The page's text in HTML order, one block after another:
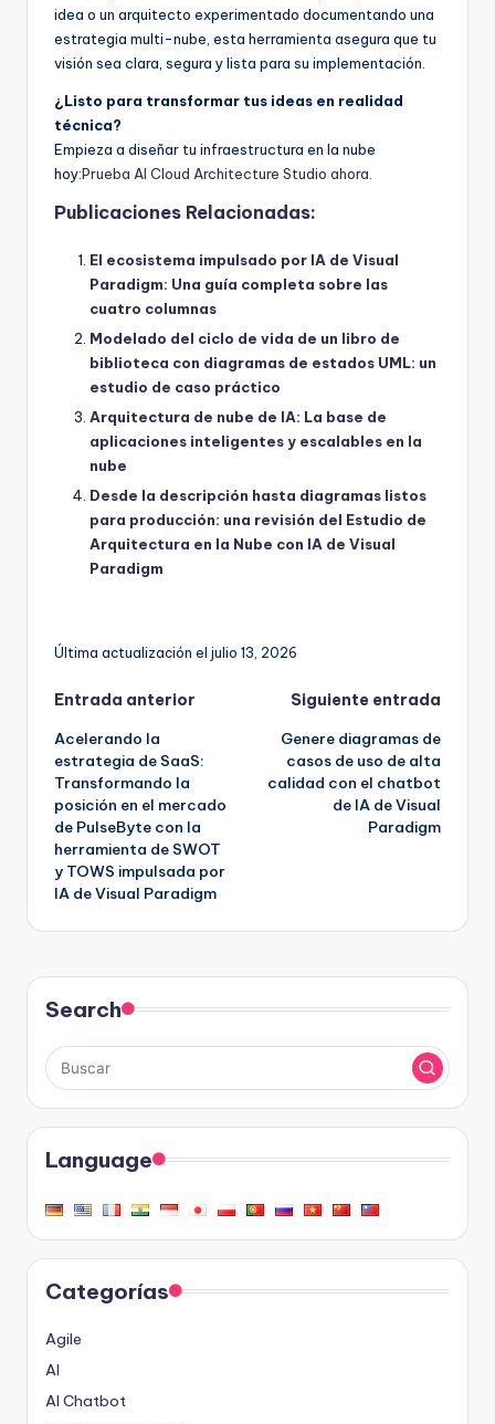
idea o un arquitecto experimentado documentando una
estrategia multi-nube, esta herramienta asegura que tu
visión sea clara, segura y lista para su implementación.
¿Listo para transformar tus ideas en realidad
técnica?
Empieza a diseñar tu infraestructura en la nube
hoy:Prueba AI Cloud Architecture Studio ahora
Publicaciones Relacionadas:
El ecosistema impulsado por IA de Visual
Paradigm: Una guía completa sobre las
cuatro columnas
Modelado del ciclo de vida de un libro de
biblioteca con diagramas de estados UML: un
estudio de caso práctico
Arquitectura de nube de IA: La base de
aplicaciones inteligentes y escalables en la
nube
Desde la descripción hasta diagramas listos
para producción: una revisión del Estudio de
Arquitectura en la Nube con IA de Visual
Paradigm
Última actualización el julio 13, 2026
Navegación
de
entradas
Entrada anterior
Acelerando la
estrategia de SaaS:
Transformando la
posición en el mercado
de PulseByte con la
herramienta de SWOT
y TOWS impulsada por
IA de Visual Paradigm
Siguiente entrada
Genere diagramas de
casos de uso de alta
calidad con el chatbot
de IA de Visual
Paradigm
Search
Language
Categorías
Agile
AI
AI Chatbot